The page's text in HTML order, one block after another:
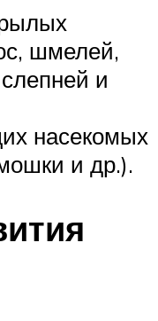
шмелей,
и
насекомых
и др.).